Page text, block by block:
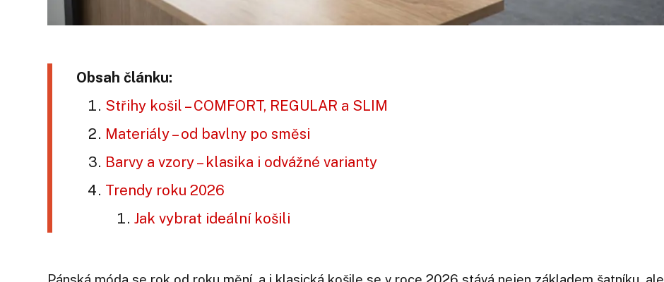
Obsah článku:
Střihy košil – COMFORT, REGULAR a SLIM
Materiály – od bavlny po směsi
Barvy a vzory – klasika i odvážné varianty
Trendy roku 2026
Jak vybrat ideální košili